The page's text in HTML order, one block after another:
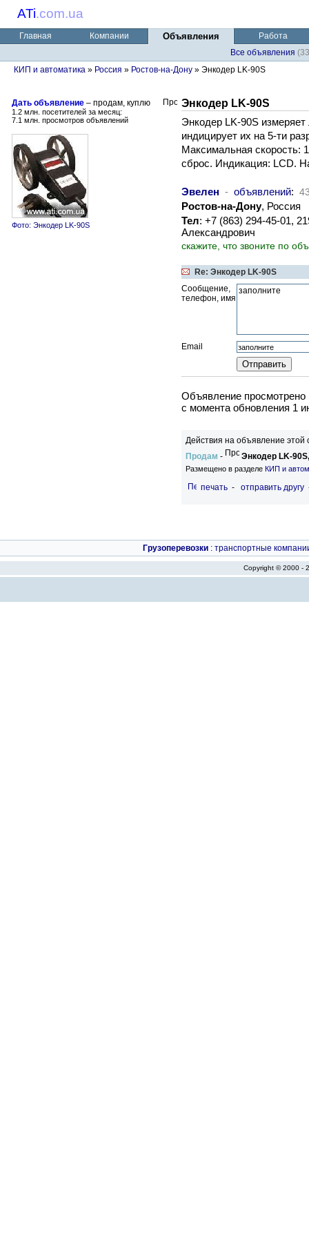
ATi.com.ua
Главная Компании Объявления
Работа
Все объявления
КИП и автоматика » Россия » Ростов-на-Дону » Энкодер LK-90S
Дать объявление – продам, куплю
1.2 млн. посетителей за месяц:
7.1 млн. просмотров объявлений
Фото: Энкодер LK-90S
Энкодер LK-90S
Энкодер LK-90S
индицирует их на 5-ти
Максимальная скорость:
сброс. Индикация: LCD.
Эвелен - объявлений:
Ростов-на-Дону, Россия
Тел: +7 (863) 294-45-01,
Александрович
скажите, что звоните по
Re: Энкодер LK-90S
Сообщение,
телефон, имя
Email
Объявление просмотрено
c момента обновления 1
Действия на объявление этой
Продам - Энкодер LK-
Размещено в разделе КИП и
печать - отправить другу
Грузоперевозки : транспортные
Copyright © 2000 -